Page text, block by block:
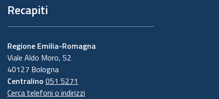
Recapiti
Regione Emilia-Romagna
Viale Aldo Moro, 52
40127 Bologna
Centralino 051 5271
Cerca telefoni o indirizzi